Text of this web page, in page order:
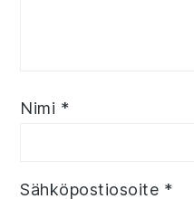
Nimi *
Sähköpostiosoite *